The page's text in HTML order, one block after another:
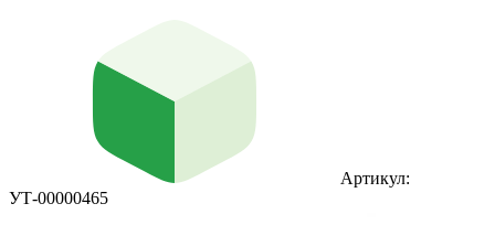
Артикул:
УТ-00000465